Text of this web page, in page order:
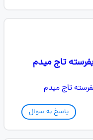
تاج میدم
پاسخ به سوال